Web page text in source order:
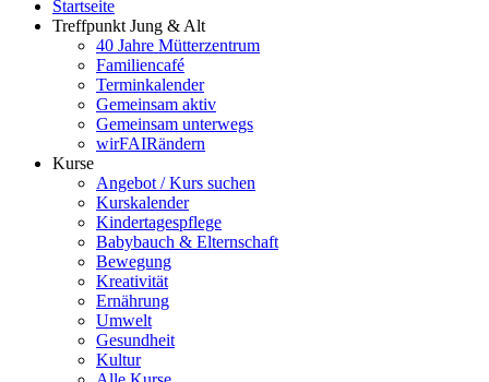
Startseite
Treffpunkt Jung & Alt
40 Jahre Mütterzentrum
Familiencafé
Terminkalender
Gemeinsam aktiv
Gemeinsam unterwegs
wirFAIRändern
Kurse
Angebot / Kurs suchen
Kurskalender
Kindertagespflege
Babybauch & Elternschaft
Bewegung
Kreativität
Ernährung
Umwelt
Gesundheit
Kultur